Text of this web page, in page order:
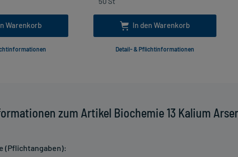
zum Artikel Biochemie 13 Kalium
(Pflichtangaben):
Warenkorb In den Warenkorb
Detail- & Pflichtinformationen